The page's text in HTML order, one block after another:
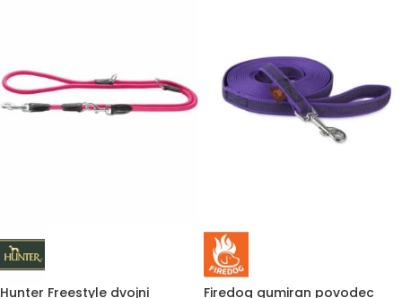
Hunter Freestyle dvojni
Firedog gumiran povodec